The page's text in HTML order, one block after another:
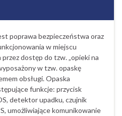
poprawa bezpieczeństwa oraz
w miejscu
dostęp do tzw. „opieki na
w tzw. opaskę
obsługi. Opaska
funkcje: przycisk
detektor upadku, czujnik
umożliwiające komunikowanie